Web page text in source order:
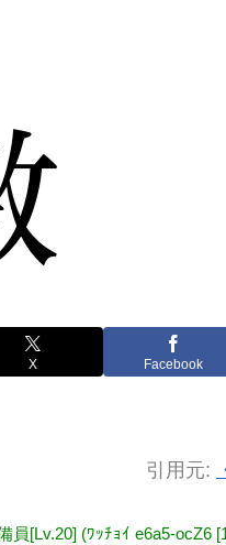
X Facebook
引用元:
員[Lv.20] (ﾜｯﾁｮｲ e6a5-ocZ6